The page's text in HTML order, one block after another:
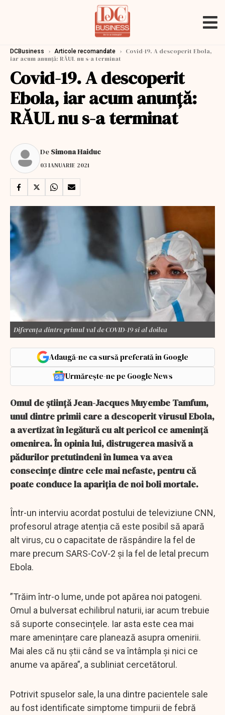
DCBusiness › Articole recomandate › Covid-19. A descoperit Ebola,
iar acum anunță: RĂUL nu s-a terminat
Covid-19. A descoperit
Ebola, iar acum anunță:
RĂUL nu s-a terminat
De Simona Haiduc
03 IANUARIE 2021
Diferența dintre primul val de COVID-19 si al doilea
Adaugă-ne ca sursă preferată în Google
Urmărește-ne pe Google News
Omul de știință Jean-Jacques Muyembe Tamfum,
unul dintre primii care a descoperit virusul Ebola,
a avertizat în legătură cu alt pericol ce amenință
omenirea. În opinia lui, distrugerea masivă a
pădurilor pretutindeni în lumea va avea
consecințe dintre cele mai nefaste, pentru că
poate conduce la apariția de noi boli mortale.
Într-un interviu acordat postului de televiziune CNN,
profesorul atrage atenția că este posibil să apară
alt virus, cu o capacitate de răspândire la fel de
mare precum SARS-CoV-2 și la fel de letal precum
Ebola.
”Trăim într-o lume, unde pot apărea noi patogeni.
Omul a bulversat echilibrul naturii, iar acum trebuie
să suporte consecințele. Iar asta este cea mai
mare amenințare care planează asupra omenirii.
Mai ales că nu știi când se va întâmpla și nici ce
anume va apărea”, a subliniat cercetătorul.
Potrivit spuselor sale, la una dintre pacientele sale
au fost identificate simptome timpurii de febră